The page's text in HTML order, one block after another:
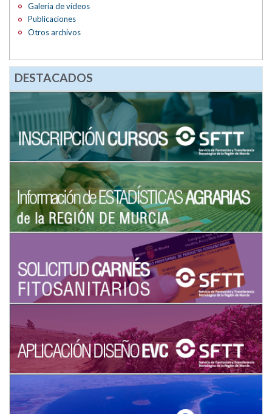
Galería de vídeos
Publicaciones
Otros archivos
DESTACADOS